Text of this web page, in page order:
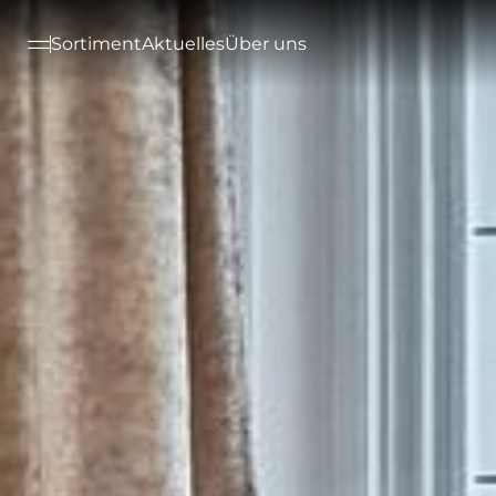
SortimentAktuellesÜber uns